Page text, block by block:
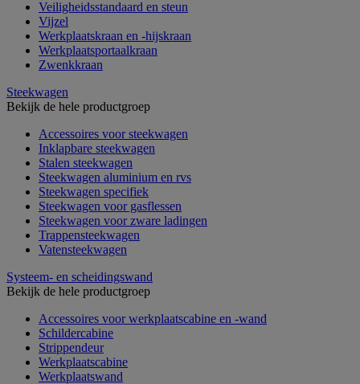
Veiligheidsstandaard en steun
Vijzel
Werkplaatskraan en -hijskraan
Werkplaatsportaalkraan
Zwenkkraan
Steekwagen
Bekijk de hele productgroep
Accessoires voor steekwagen
Inklapbare steekwagen
Stalen steekwagen
Steekwagen aluminium en rvs
Steekwagen specifiek
Steekwagen voor gasflessen
Steekwagen voor zware ladingen
Trappensteekwagen
Vatensteekwagen
Systeem- en scheidingswand
Bekijk de hele productgroep
Accessoires voor werkplaatscabine en -wand
Schildercabine
Strippendeur
Werkplaatscabine
Werkplaatswand